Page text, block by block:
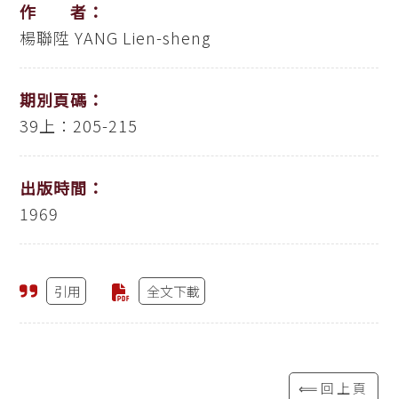
作 者：
楊聯陞 YANG Lien-sheng
期別頁碼：
39上：205-215
出版時間：
1969
引用 全文下載
⟸回上頁